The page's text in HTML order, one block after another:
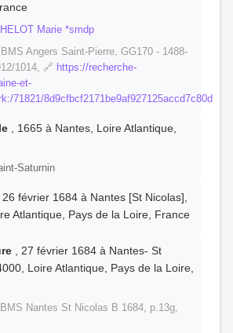
Marie *smdp
Angers Saint-Pierre, GG170 - 1488-
1014, 🔗 https://recherche-
et-
71821/8d9cfbcf2171be9af927125accd7c80d
, 1665 à Nantes, Loire Atlantique,
Saturnin
, 26 février 1684 à Nantes [St Nicolas],
Atlantique, Pays de la Loire, France
, 27 février 1684 à Nantes- St
Loire Atlantique, Pays de la Loire,
Nantes St Nicolas B 1684, p.13g,